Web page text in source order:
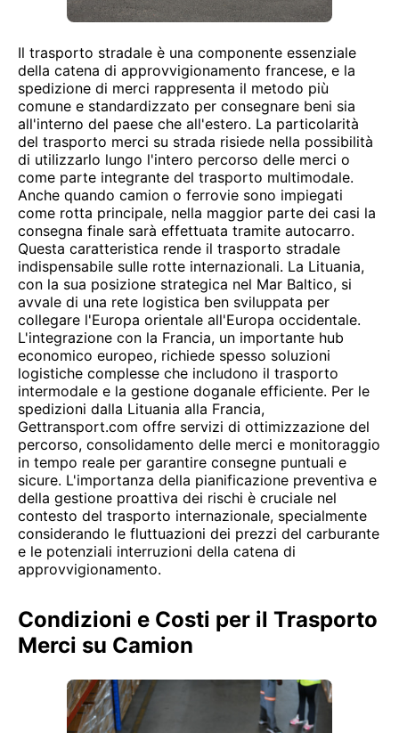
Il trasporto stradale è una componente essenziale
della catena di approvvigionamento francese, e la
spedizione di merci rappresenta il metodo più
comune e standardizzato per consegnare beni sia
all'interno del paese che all'estero. La particolarità
del trasporto merci su strada risiede nella possibilità
di utilizzarlo lungo l'intero percorso delle merci o
come parte integrante del trasporto multimodale.
Anche quando camion o ferrovie sono impiegati
come rotta principale, nella maggior parte dei casi la
consegna finale sarà effettuata tramite autocarro.
Questa caratteristica rende il trasporto stradale
indispensabile sulle rotte internazionali. La Lituania,
con la sua posizione strategica nel Mar Baltico, si
avvale di una rete logistica ben sviluppata per
collegare l'Europa orientale all'Europa occidentale.
L'integrazione con la Francia, un importante hub
economico europeo, richiede spesso soluzioni
logistiche complesse che includono il trasporto
intermodale e la gestione doganale efficiente. Per le
spedizioni dalla Lituania alla Francia,
Gettransport.com offre servizi di ottimizzazione del
percorso, consolidamento delle merci e monitoraggio
in tempo reale per garantire consegne puntuali e
sicure. L'importanza della pianificazione preventiva e
della gestione proattiva dei rischi è cruciale nel
contesto del trasporto internazionale, specialmente
considerando le fluttuazioni dei prezzi del carburante
e le potenziali interruzioni della catena di
approvvigionamento.
Condizioni e Costi per il Trasporto
Merci su Camion